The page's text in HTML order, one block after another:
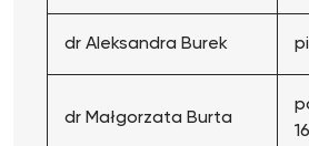
dr Aleksandra Burek
dr Małgorzata Burta